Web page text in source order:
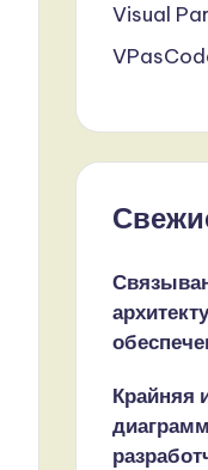
Visual
Крайняя